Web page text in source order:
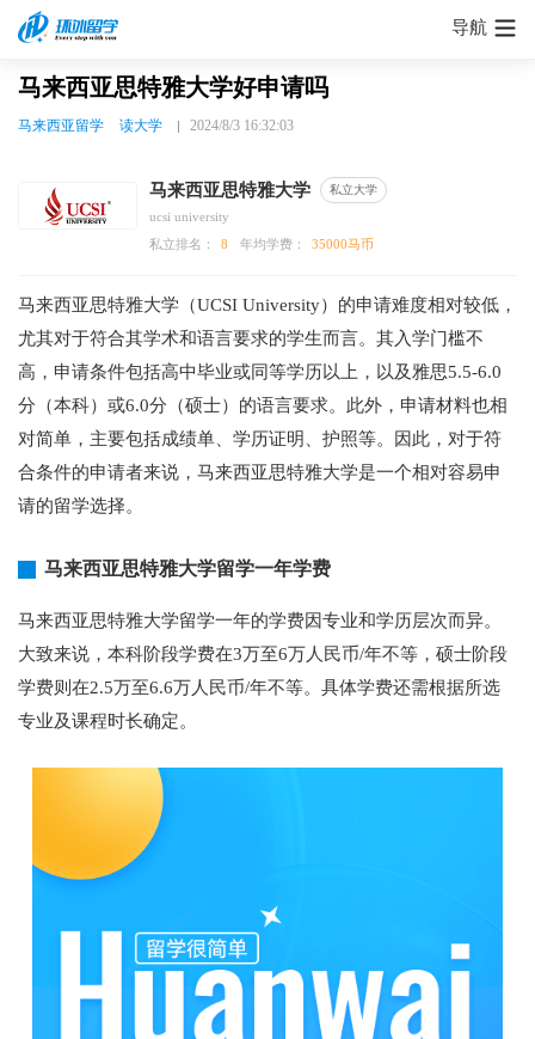
导航
马来西亚思特雅大学好申请吗
马来西亚留学 读大学 2024/8/3 16:32:03
马来西亚思特雅大学 私立大学
ucsi university
私立排名：
8 年均学费： 35000马币
马来西亚思特雅大学（UCSI University）的申请难度相对较低，
尤其对于符合其学术和语言要求的学生而言。其入学门槛不
高，申请条件包括高中毕业或同等学历以上，以及雅思5.5-6.0
分（本科）或6.0分（硕士）的语言要求。此外，申请材料也相
对简单，主要包括成绩单、学历证明、护照等。因此，对于符
合条件的申请者来说，马来西亚思特雅大学是一个相对容易申
请的留学选择。
马来西亚思特雅大学留学一年学费
马来西亚思特雅大学留学一年的学费因专业和学历层次而异。
大致来说，本科阶段学费在3万至6万人民币/年不等，硕士阶段
学费则在2.5万至6.6万人民币/年不等。具体学费还需根据所选
专业及课程时长确定。